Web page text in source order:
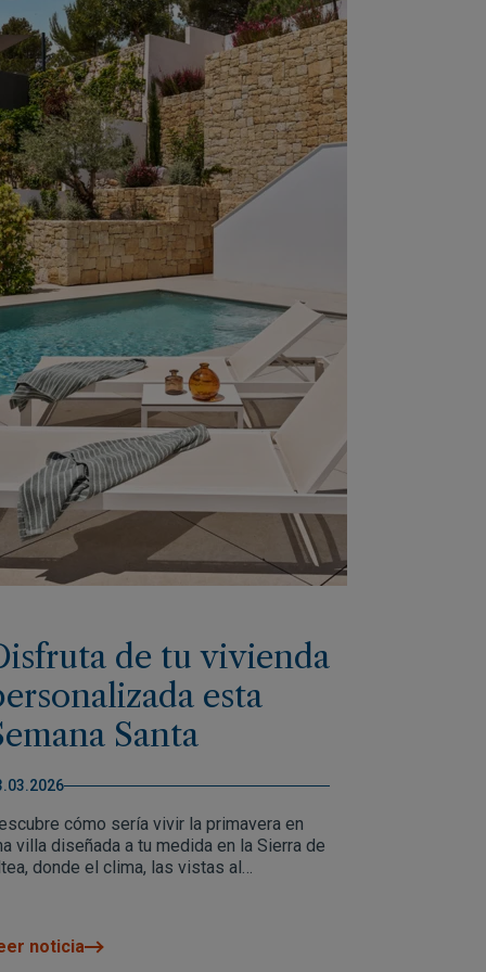
de tu vivienda
esta
Santa
cómo sería vivir la primavera en
villa diseñada a tu medida en la Sierra de
donde el clima, las vistas al
el año.
noticia